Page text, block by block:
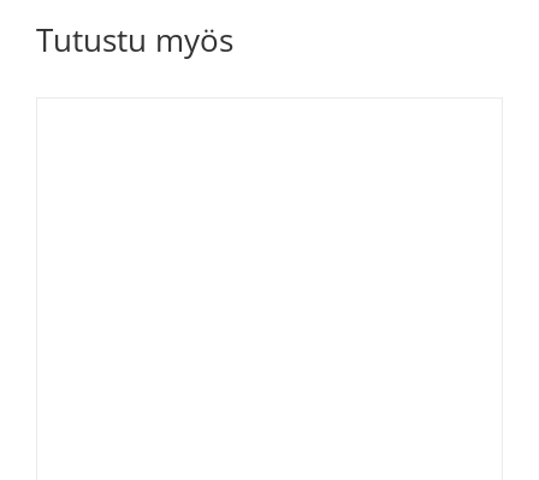
Tutustu myös